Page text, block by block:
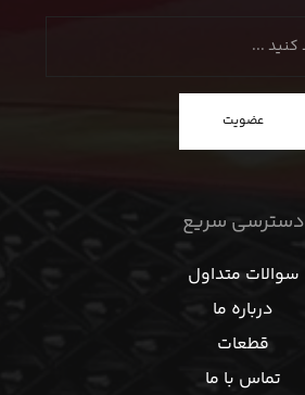
عضویت
دسترسی سریع
سوالات متداول
درباره ما
قطعات
تماس با ما